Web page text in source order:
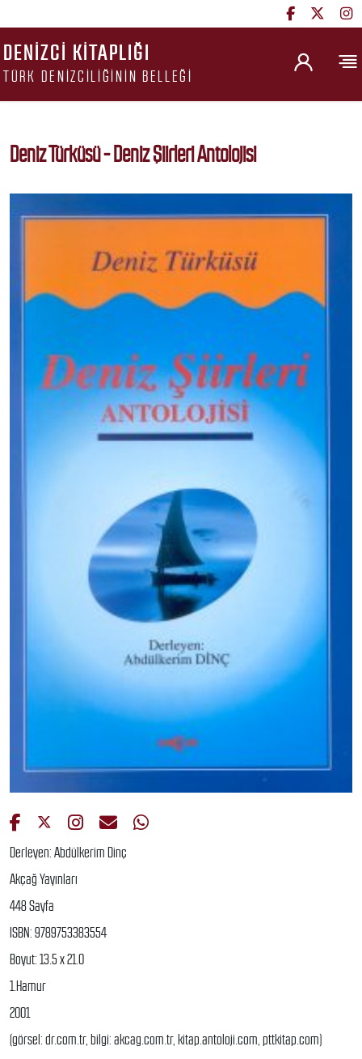
DENIZCI KITAPLIĞI
TÜRK DENIZCILIĞININ BELLEĞI
Deniz Türküsü - Deniz Şiirleri Antolojisi
Derleyen: Abdülkerim Dinç
Akçağ Yayınları
448 Sayfa
ISBN: 9789753383554
Boyut: 13.5 x 21.0
1.Hamur
2001
(görsel: dr.com.tr, bilgi: akcag.com.tr, kitap.antoloji.com, pttkitap.com)